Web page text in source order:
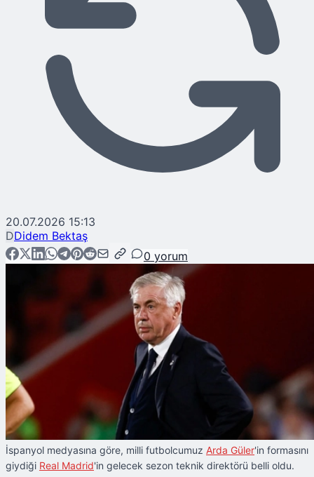
20.07.2026 15:13
DDidem Bektaş
0 yorum
İspanyol medyasına göre, milli futbolcumuz Arda Güler'in formasını
giydiği Real Madrid'in gelecek sezon teknik direktörü belli oldu.